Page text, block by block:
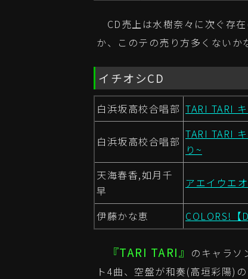
CD売上は水樹奈々に次ぐ存在
か、このテの売り方多くないか
イチオシCD
白浜坂高校合唱部 TARI TARI
白浜坂高校合唱部
TARI TARI
り~
天海春香,如月千
早
アエイウエ
伊藤かな恵 COLORS!【
『TARI TARI』 のキャラソ
ト4曲、空盤が和奏(高垣彩陽)